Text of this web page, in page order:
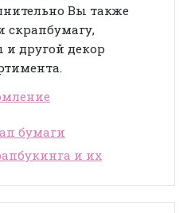
Вы также
скрапбумагу,
и другой декор
бумаги
и их